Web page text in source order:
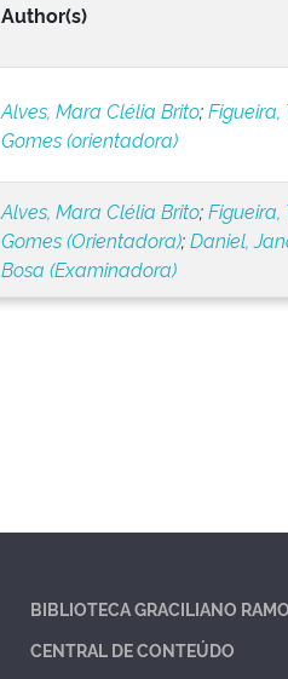
Author(s)
Alves, Mara Clélia Brito;Figueira,
Gomes (orientadora)
Alves, Mara Clélia Brito;Figueira,
Gomes (Orientadora);Daniel,
Bosa (Examinadora)
BIBLIOTECA GRACILIANO
CENTRAL DE CONTEÚDO